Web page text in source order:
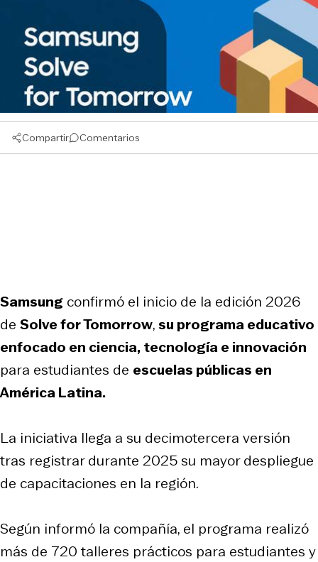
Compartir Comentarios
Samsung confirmó el inicio de la edición 2026
de Solve for Tomorrow,su programa educativo
enfocado en ciencia, tecnología e innovación
para estudiantes de escuelas públicas en
América Latina.
La iniciativa llega a su decimotercera versión
tras registrar durante 2025 su mayor despliegue
de capacitaciones en la región.
Según informó la compañía, el programa realizó
más de 720 talleres prácticos para estudiantes y